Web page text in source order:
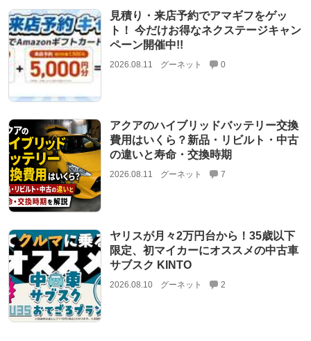
見積り・来店予約でアマギフをゲッ
ト！ 今だけお得なネクステージキャン
ペーン開催中!!
2026.08.11 グーネット 0
アクアのハイブリッドバッテリー交換
費用はいくら？新品・リビルト・中古
の違いと寿命・交換時期
2026.08.11 グーネット 7
ヤリスが月々2万円台から！35歳以下
限定、初マイカーにオススメの中古車
サブスク KINTO
2026.08.10 グーネット 2